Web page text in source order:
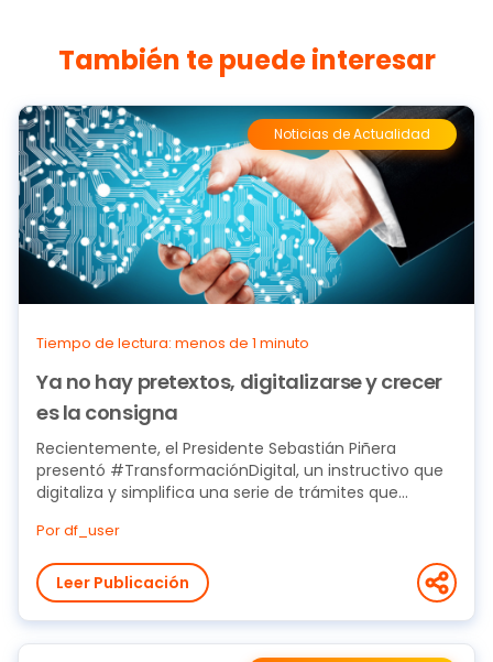
También te puede interesar
Noticias de Actualidad
Tiempo de lectura: menos de 1 minuto
Ya no hay pretextos, digitalizarse y crecer
es la consigna
Recientemente, el Presidente Sebastián Piñera
presentó #TransformaciónDigital, un instructivo que
digitaliza y simplifica una serie de trámites que...
Por df_user
Leer Publicación